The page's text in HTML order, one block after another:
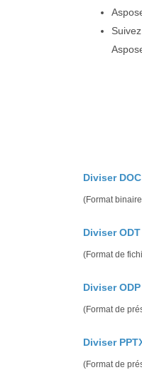
Diviser
(Format
Diviser
(Format de
Diviser
(Format de
Diviser
(Format de